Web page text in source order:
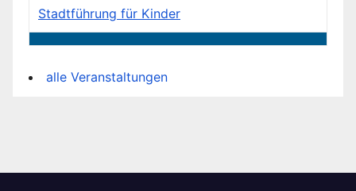
Stadtführung für Kinder
alle Veranstaltungen